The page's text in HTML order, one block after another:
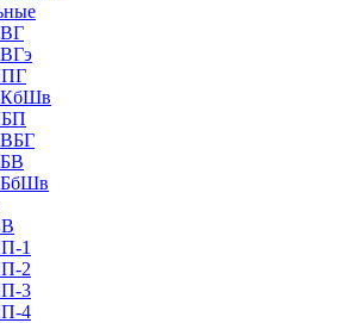
1
2
3
4